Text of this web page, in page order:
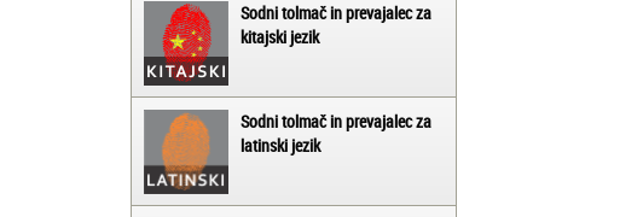
Sodni tolmač in prevajalec za
kitajski jezik
Sodni tolmač in prevajalec za
latinski jezik